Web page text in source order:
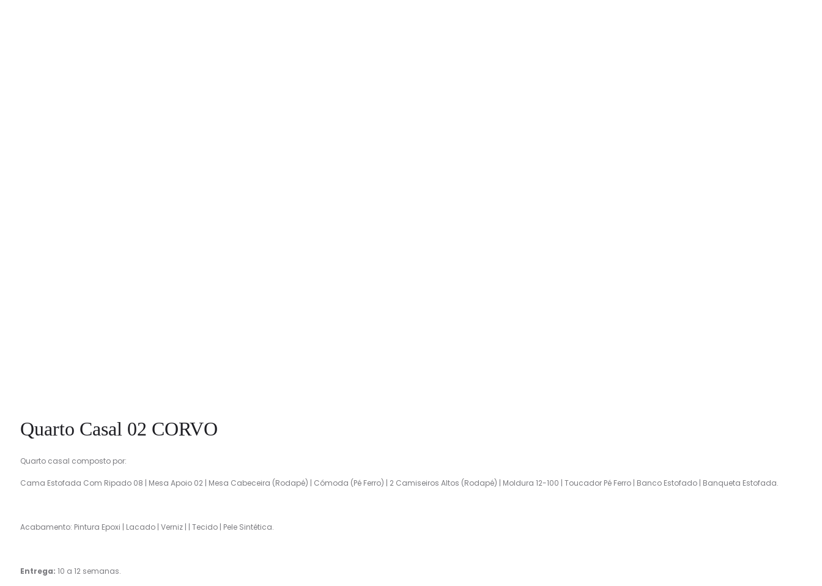
Quarto Casal 02 CORVO
Quarto casal composto por:
Cama Estofada Com Ripado 08 | Mesa Apoio 02 | Mesa Cabeceira (Rodapé) | Cómoda (Pé Ferro) | 2 Camiseiros Altos (Rodapé) | Moldura 12-100 | Toucador Pé Ferro | Banco Estofado | Banqueta Estofada.
Acabamento: Pintura Epoxi | Lacado | Verniz | | Tecido | Pele Sintética.
Entrega: 10 a 12 semanas.